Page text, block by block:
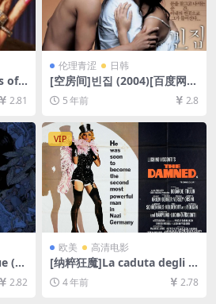
of T
网盘
未
幕]
2.81
伦理青涩 日韩
[空房间]빈집 (2004)[百度网盘
+迅雷云盘资源1080P超清未
删减][MP4/5.2GB][韩语中字]
5 年前 2.8
(19
1
2.82
VIP
欧美 高清电影
[纳粹狂魔]La caduta degli d
ei (Götterdämmerung) (19
69)[百度网盘+迅雷云盘资源1
4 年前 2.78